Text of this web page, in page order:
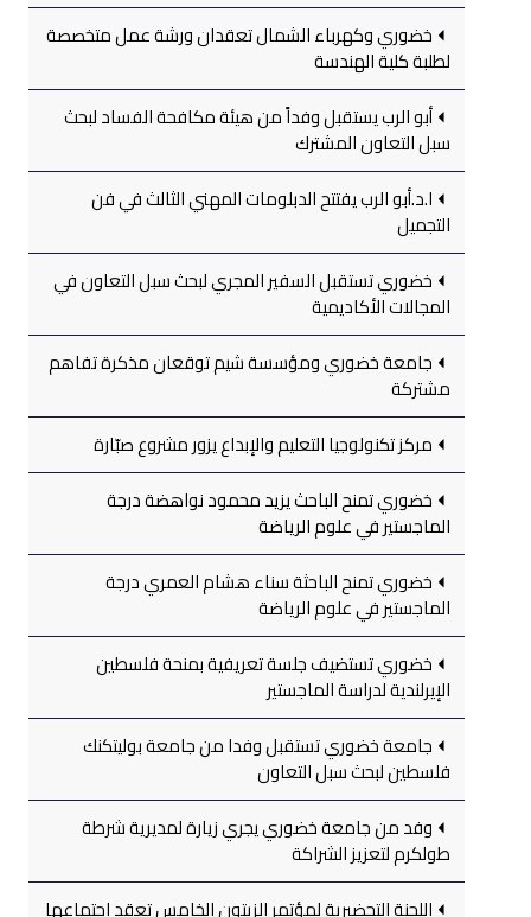
خضوري وكهرباء الشمال تعقدان ورشة عمل متخصصة
لطلبة كلية الهندسة
أبو الرب يستقبل وفداً من هيئة مكافحة الفساد لبحث
سبل التعاون المشترك
ا.د.أبو الرب يفتتح الدبلومات المهني الثالث في فن
التجميل
خضوري تستقبل السفير المجري لبحث سبل التعاون في
المجالات الأكاديمية
جامعة خضوري ومؤسسة شيم توقعان مذكرة تفاهم
مشتركة
مركز تكنولوجيا التعليم والإبداع يزور مشروع صبّارة
خضوري تمنح الباحث يزيد محمود نواهضة درجة
الماجستير في علوم الرياضة
خضوري تمنح الباحثة سناء هشام العمري درجة
الماجستير في علوم الرياضة
خضوري تستضيف جلسة تعريفية بمنحة فلسطين
الإيرلندية لدراسة الماجستير
جامعة خضوري تستقبل وفدا من جامعة بوليتكنك
فلسطين لبحث سبل التعاون
وفد من جامعة خضوري يجري زيارة لمديرية شرطة
طولكرم لتعزيز الشراكة
اللجنة التحضيرية لمؤتمر الزيتون الخامس تعقد اجتماعها